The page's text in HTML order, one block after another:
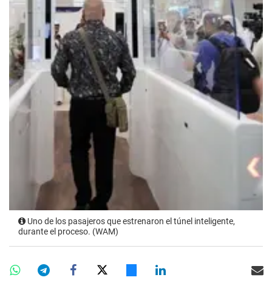
Uno de los pasajeros que estrenaron el túnel inteligente,
durante el proceso. (WAM)